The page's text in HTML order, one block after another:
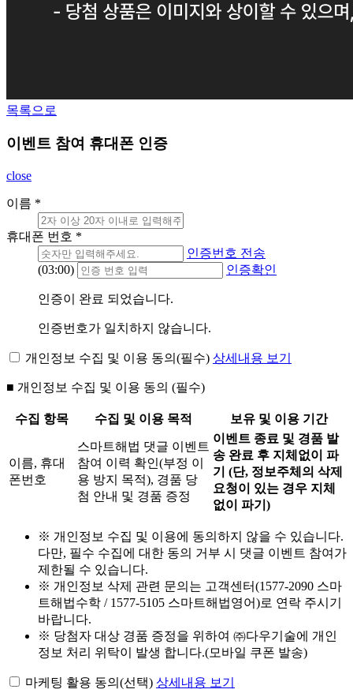
목록으로
이벤트 참여 휴대폰 인증
close
이름 *
휴대폰 번호 *
인증번호 전송
(03:00)
인증확인
인증이 완료 되었습니다.
인증번호가 일치하지 않습니다.
개인정보 수집 및 이용 동의(필수) 상세내용 보기
■ 개인정보 수집 및 이용 동의 (필수)
수집 항목 수집 및 이용 목적 보유 및 이용 기간
이름, 휴대
폰번호
스마트해법 댓글 이벤트
참여 이력 확인(부정 이
용 방지 목적), 경품 당
첨 안내 및 경품 증정
이벤트 종료 및 경품 발
송 완료 후 지체없이 파
기 (단, 정보주체의 삭제
요청이 있는 경우 지체
없이 파기)
※ 개인정보 수집 및 이용에 동의하지 않을 수 있습니다.
다만, 필수 수집에 대한 동의 거부 시 댓글 이벤트 참여가
제한될 수 있습니다.
※ 개인정보 삭제 관련 문의는 고객센터(1577-2090 스마
트해법수학 / 1577-5105 스마트해법영어)로 연락 주시기
바랍니다.
※ 당첨자 대상 경품 증정을 위하여 ㈜다우기술에 개인
정보 처리 위탁이 발생 합니다.(모바일 쿠폰 발송)
마케팅 활용 동의(선택) 상세내용 보기